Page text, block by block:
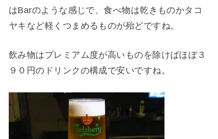
はBarのような感じで、食べ物は乾きものかタコ
ヤキなど軽くつまめるものが殆どですね。
飲み物はプレミアム度が高いものを除けばほぼ３
９０円のドリンクの構成で安いですね。